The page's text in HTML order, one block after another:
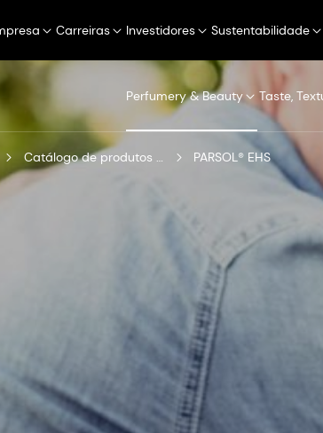
Carreiras Investidores Sustentabilidade
Perfumery & Beauty Taste,
Catálogo de produtos digitais PARSOL® EHS